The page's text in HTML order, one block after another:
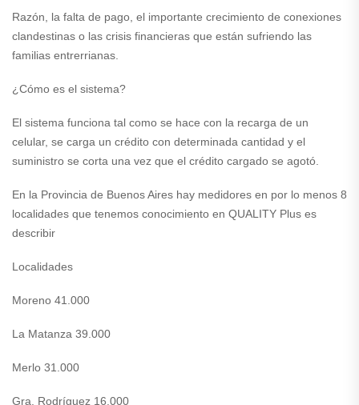
Razón, la falta de pago, el importante crecimiento de conexiones
clandestinas o las crisis financieras que están sufriendo las
familias entrerrianas.
¿Cómo es el sistema?
El sistema funciona tal como se hace con la recarga de un
celular, se carga un crédito con determinada cantidad y el
suministro se corta una vez que el crédito cargado se agotó.
En la Provincia de Buenos Aires hay medidores en por lo menos 8
localidades que tenemos conocimiento en QUALITY Plus es
describir
Localidades
Moreno 41.000
La Matanza 39.000
Merlo 31.000
Gra. Rodríguez 16.000